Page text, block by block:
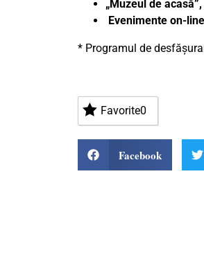
„Muzeul de
Evenimente on-
* Programul de
Favorite0
Facebook